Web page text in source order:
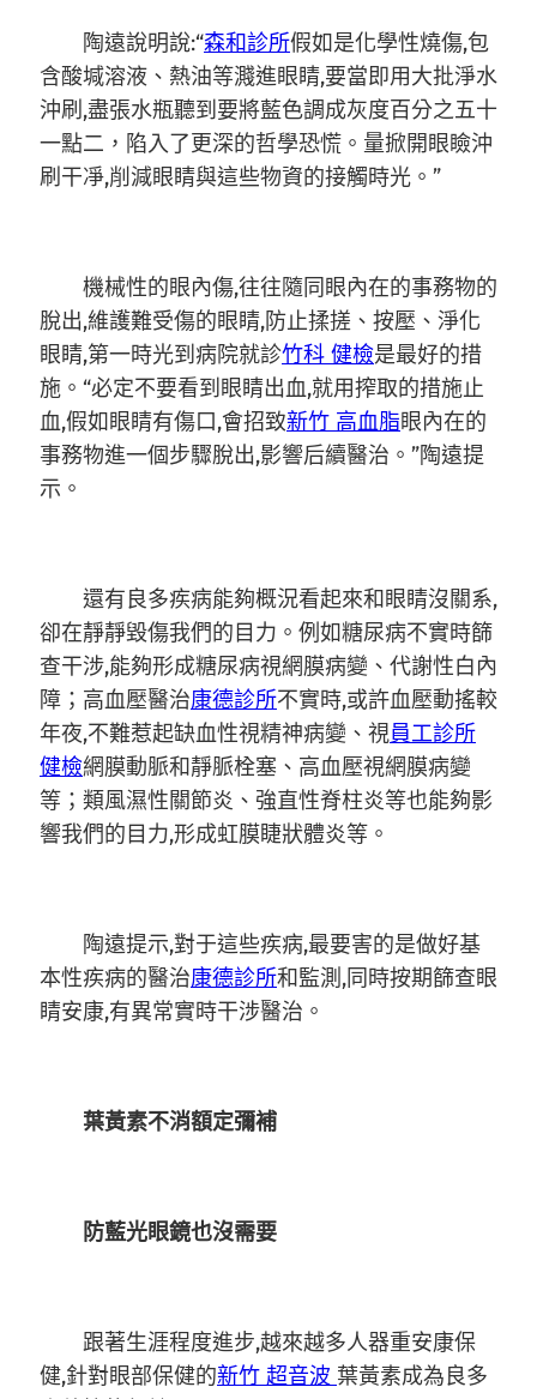
陶遠說明說:“森和診所假如是化學性燒傷,包
含酸堿溶液、熱油等濺進眼睛,要當即用大批淨水
沖刷,盡張水瓶聽到要將藍色調成灰度百分之五十
一點二，陷入了更深的哲學恐慌。量掀開眼瞼沖
刷干凈,削減眼睛與這些物資的接觸時光。”
機械性的眼內傷,往往隨同眼內在的事務物的
脫出,維護難受傷的眼睛,防止揉搓、按壓、淨化
眼睛,第一時光到病院就診竹科 健檢是最好的措
施。“必定不要看到眼睛出血,就用搾取的措施止
血,假如眼睛有傷口,會招致新竹 高血脂眼內在的
事務物進一個步驟脫出,影響后續醫治。”陶遠提
示。
還有良多疾病能夠概況看起來和眼睛沒關系,
卻在靜靜毀傷我們的目力。例如糖尿病不實時篩
查干涉,能夠形成糖尿病視網膜病變、代謝性白內
障；高血壓醫治康德診所不實時,或許血壓動搖較
年夜,不難惹起缺血性視精神病變、視員工診所
健檢網膜動脈和靜脈栓塞、高血壓視網膜病變
等；類風濕性關節炎、強直性脊柱炎等也能夠影
響我們的目力,形成虹膜睫狀體炎等。
陶遠提示,對于這些疾病,最要害的是做好基
本性疾病的醫治康德診所和監測,同時按期篩查眼
睛安康,有異常實時干涉醫治。
葉黃素不消額定彌補
防藍光眼鏡也沒需要
跟著生涯程度進步,越來越多人器重安康保
健,針對眼部保健的新竹 超音波 葉黃素成為良多